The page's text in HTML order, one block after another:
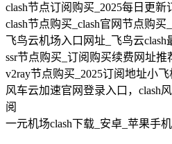
clash节点订阅购买_2025每日更
clash节点购买_clash官网节点购买
飞鸟云机场入口网址_飞鸟云
ssr节点购买_订阅购买续费网址推
v2ray节点购买_2025订阅地址小
风车云加速官网登录入口，clash
阅
一元机场clash下载_安卓_苹果手